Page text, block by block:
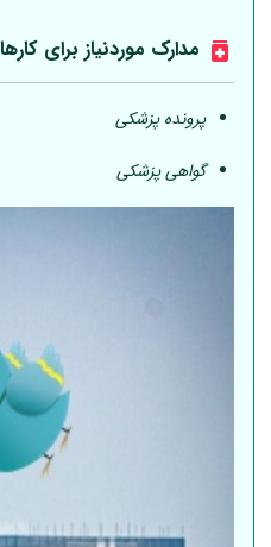
مدارک موردنیاز برای
پرونده پزشکی
گواهی پزشکی